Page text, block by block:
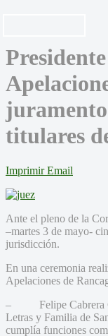
titulares
Imprimir Email
Ante el pleno de la
–martes 3 de mayo-
jurisdicción.
En una ceremonia
Apelaciones de
– Felipe Cabrera
Letras y Familia de
cumplía funciones